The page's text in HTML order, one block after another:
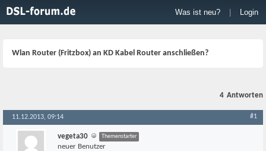
Was ist neu? Login
Wlan Router (Fritzbox) an KD Kabel Router anschließen?
4 Antworten
11.12.2013, 09:14 #1
vegeta30 Themenstarter
neuer Benutzer